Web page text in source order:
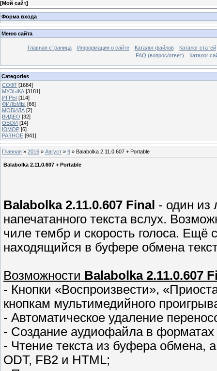
[Мой сайт]
Форма входа
Меню сайта
Главная страница Информация о сайте Каталог файлов
Каталог статей
FAQ (вопрос/ответ)
Каталог
Categories
СОФТ [1684]
МУЗЫКА [3181]
ИГРЫ [114]
ФИЛЬМЫ [66]
МОБИЛА [2]
ВИДЕО [32]
ОБОИ [14]
ЮМОР [6]
РАЗНОЕ [941]
Главная » 2016 » Август » 9 » Balabolka 2.11.0.607 + Portable
Balabolka 2.11.0.607 + Portable
Balabolka 2.11.0.607 Final - один из
напечатанного текста вслух.
чиле тембр и скорость голоса. Ещё
находящийся в буфере обмена
Возможности Balabolka 2.11.0.607
- Кнопки «Воспроизвести»,
кнопкам мультимедийного
- Автоматическое удаление
- Создание аудиофайла в форматах
- Чтение текста из буфера обмена,
ODT, FB2 и HTML;